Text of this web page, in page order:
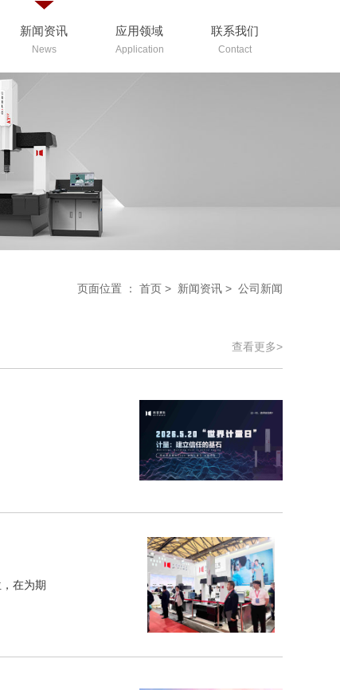
新闻资讯
News
应用领域
Application
联系我们
Contact
页面位置 ： 首页 > 新闻资讯 > 公司新闻
查看更多>
在为期